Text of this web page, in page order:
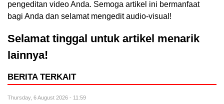
pengeditan video Anda. Semoga artikel ini bermanfaat
bagi Anda dan selamat mengedit audio-visual!
Selamat tinggal untuk artikel menarik
lainnya!
BERITA TERKAIT
Thursday, 6 August 2026 - 11:59